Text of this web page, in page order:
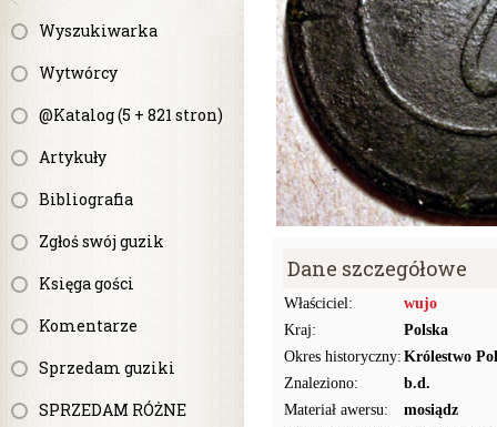
Wyszukiwarka
Wytwórcy
@Katalog (5 + 821 stron)
Artykuły
Bibliografia
Zgłoś swój guzik
Księga gości
Komentarze
Sprzedam guziki
SPRZEDAM RÓŻNE
Dane szczegółowe
Właściciel:
wujo
Kraj:
Polska
Okres historyczny: Królestwo
Znaleziono:
b.d.
Materiał awersu:
mosiądz